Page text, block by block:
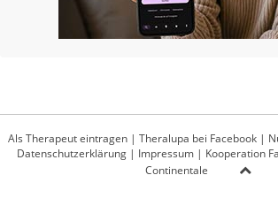
Als Therapeut eintragen | Theralupa bei Facebook |
Datenschutzerklärung| Impressum| Kooperation
Continentale